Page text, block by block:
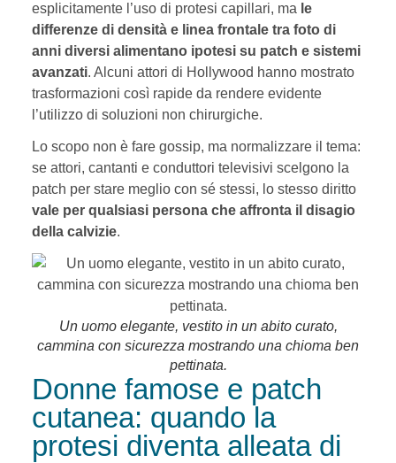
esplicitamente l’uso di protesi capillari, ma le
differenze di densità e linea frontale tra foto di
anni diversi alimentano ipotesi su patch e sistemi
avanzati. Alcuni attori di Hollywood hanno mostrato
trasformazioni così rapide da rendere evidente
l’utilizzo di soluzioni non chirurgiche.
Lo scopo non è fare gossip, ma normalizzare il tema:
se attori, cantanti e conduttori televisivi scelgono la
patch per stare meglio con sé stessi, lo stesso diritto
vale per qualsiasi persona che affronta il disagio
della calvizie.
Un uomo elegante, vestito in un abito curato,
cammina con sicurezza mostrando una chioma ben
pettinata.
Donne famose e patch
cutanea: quando la
protesi diventa alleata di